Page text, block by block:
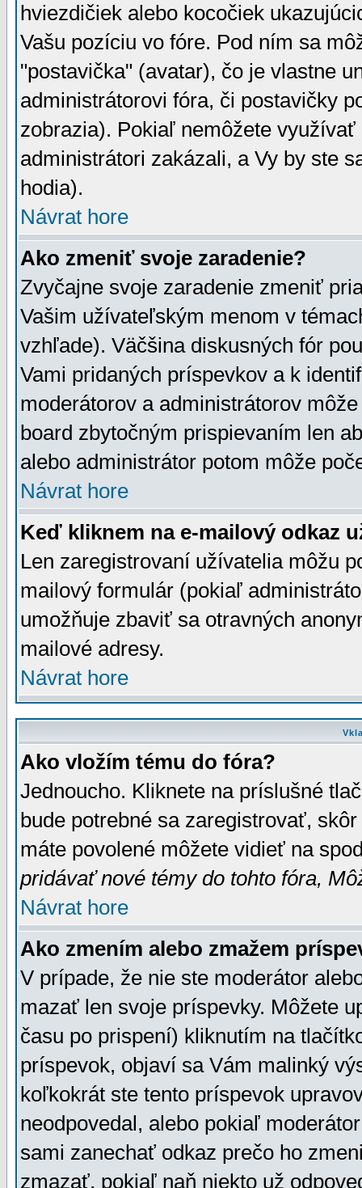
hviezdičiek alebo kocočiek
Vašu pozíciu vo fóre. Pod ním sa
"postavička" (avatar), čo je vlastne
administrátorovi fóra, či postavičky
zobrazia). Pokiaľ nemôžete
administrátori zakázali, a Vy by ste
hodia).
Návrat hore
Ako zmeniť svoje zaradenie?
Zvyčajne svoje zaradenie zmeniť
Vašim užívateľským menom v
vzhľade). Väčšina diskusných fór
Vami pridaných príspevkov a k
moderátorov a administrátorov
board zbytočným prispievaním len
alebo administrátor potom môže
Návrat hore
Keď kliknem na e-mailový odkaz
Len zaregistrovaní užívatelia môžu
mailový formulár (pokiaľ
umožňuje zbaviť sa otravných
mailové adresy.
Návrat hore
Ako vložím tému do fóra?
Jednoucho. Kliknete na príslušné
bude potrebné sa zaregistrovať,
máte povolené môžete vidieť na
pridávať nové témy do tohto fóra,
Návrat hore
Ako zmením alebo zmažem
V prípade, že nie ste moderátor
mazať len svoje príspevky. Môžete
času po prispení) kliknutím na
príspevok, objaví sa Vám malinký
koľkokrát ste tento príspevok
neodpovedal, alebo pokiaľ
sami zanechať odkaz prečo ho
zmazať, pokiaľ naň niekto už